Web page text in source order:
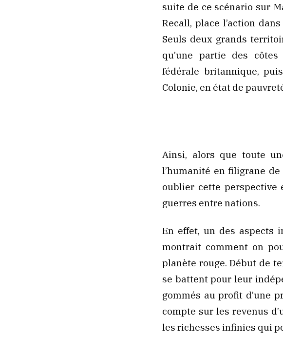
suite de ce scénario sur
Recall, place l’action
Seuls deux grands
qu’une partie des
fédérale britannique,
Colonie, en état de
Ainsi, alors que toute
l’humanité en filigrane
oublier cette perspective
guerres entre nations.
En effet, un des aspects
montrait comment on
planète rouge. Début de
se battent pour leur
gommés au profit d’une
compte sur les revenus
les richesses infinies qui